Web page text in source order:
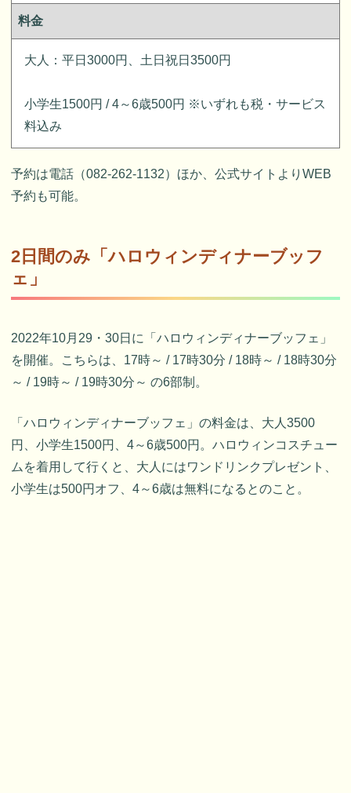
料金
大人：平日3000円、土日祝日3500円
小学生1500円 / 4～6歳500円 ※いずれも税・サービス
料込み
予約は電話（082-262-1132）ほか、公式サイトよりWEB
予約も可能。
2日間のみ「ハロウィンディナーブッフ
ェ」
2022年10月29・30日に「ハロウィンディナーブッフェ」
を開催。こちらは、17時～ / 17時30分 / 18時～ / 18時30分
～ / 19時～ / 19時30分～ の6部制。
「ハロウィンディナーブッフェ」の料金は、大人3500
円、小学生1500円、4～6歳500円。ハロウィンコスチュー
ムを着用して行くと、大人にはワンドリンクプレゼント、
小学生は500円オフ、4～6歳は無料になるとのこと。